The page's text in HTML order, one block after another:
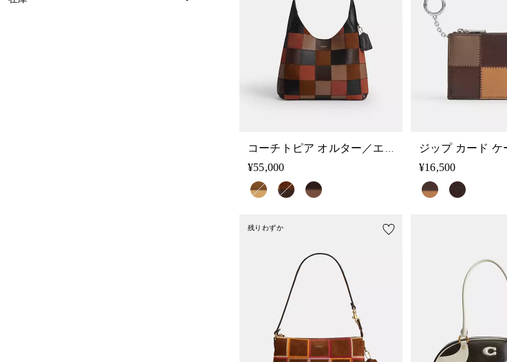
¥55,000 ¥16,500
残りわずか